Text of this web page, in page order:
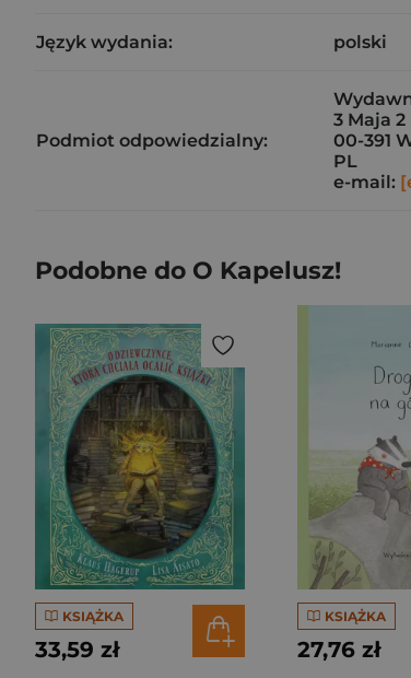
Język wydania: polski
Podmiot odpowiedzialny:
3 Maja 2
00-391
PL
e-mail:
Podobne do O Kapelusz!
KSIĄŻKA
33,59 zł
KSIĄŻKA
27,76 zł